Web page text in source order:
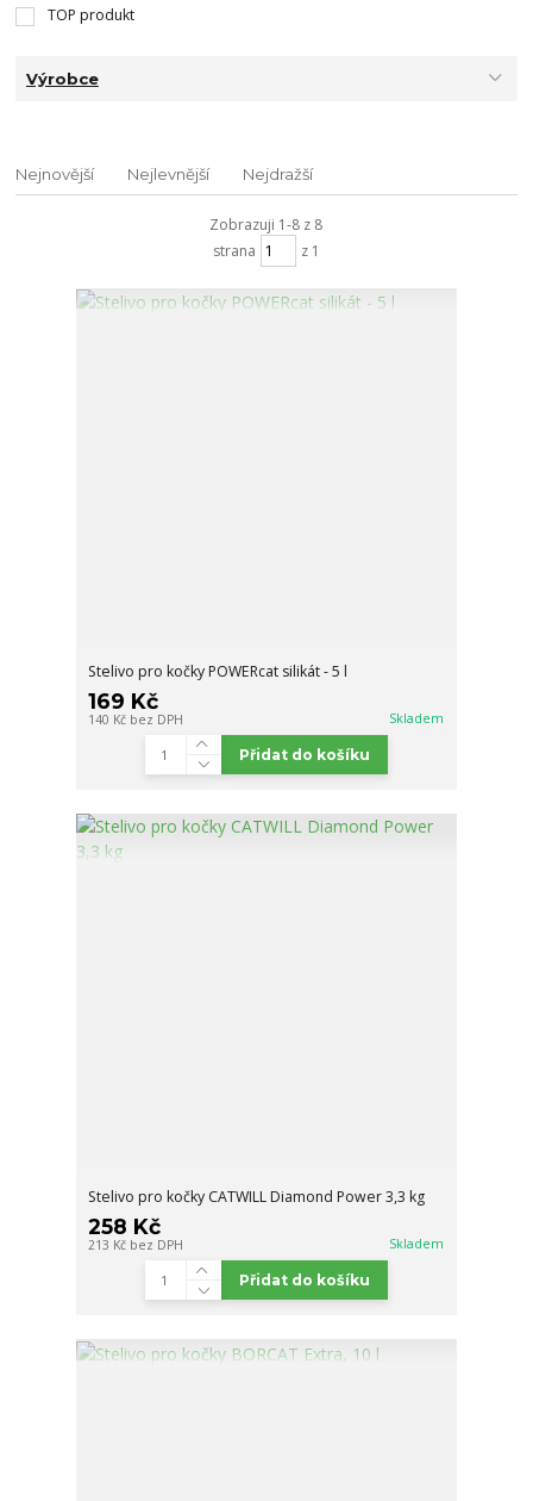
TOP produkt
Výrobce
Nejnovější Nejlevnější Nejdražší
Zobrazuji 1-8 z 8
strana
z 1
Stelivo pro kočky POWERcat silikát - 5 l
169 Kč
140 Kč bez DPH Skladem
Přidat do košíku
Stelivo pro kočky CATWILL Diamond Power 3,3 kg
258 Kč
213 Kč bez DPH Skladem
Přidat do košíku